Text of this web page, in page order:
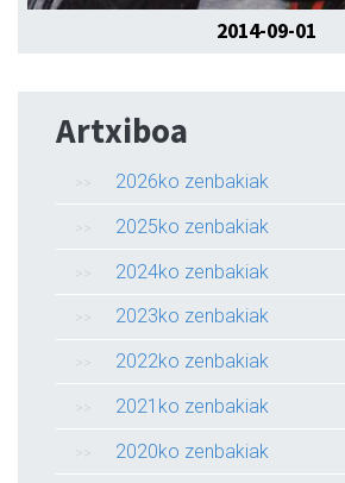
2014-09-01
Artxiboa
2026ko zenbakiak
2025ko zenbakiak
2024ko zenbakiak
2023ko zenbakiak
2022ko zenbakiak
2021ko zenbakiak
2020ko zenbakiak